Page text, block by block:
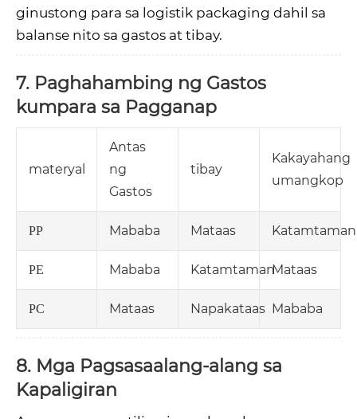
ginustong para sa logistik packaging dahil sa
balanse nito sa gastos at tibay.
7. Paghahambing ng Gastos
kumpara sa Pagganap
materyal
Antas
ng
Gastos
tibay
Kakayahang
umangkop
PP Mababa Mataas Katamtaman
PE Mababa KatamtamanMataas
PC Mataas Napakataas Mababa
8. Mga Pagsasaalang-alang sa
Kapaligiran